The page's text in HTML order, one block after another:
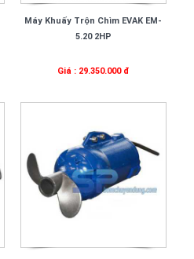
Máy Khuấy Trộn Chìm EVAK EM-
5.20 2HP
Giá : 29.350.000 đ